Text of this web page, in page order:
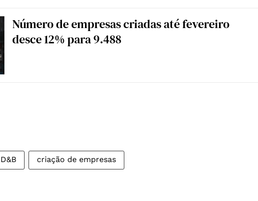
Número de empresas criadas até fevereiro
desce 12% para 9.488
criação de empresas